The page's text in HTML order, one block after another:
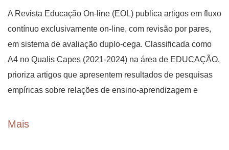
A Revista Educação On-line (EOL) publica artigos em fluxo
contínuo exclusivamente on-line, com revisão por pares,
em sistema de avaliação duplo-cega. Classificada como
A4 no Qualis Capes (2021-2024) na área de EDUCAÇÃO,
prioriza artigos que apresentem resultados de pesquisas
empíricas sobre relações de ensino-aprendizagem e
também ensaios teóricos, entrevistas, resenhas e
Mais